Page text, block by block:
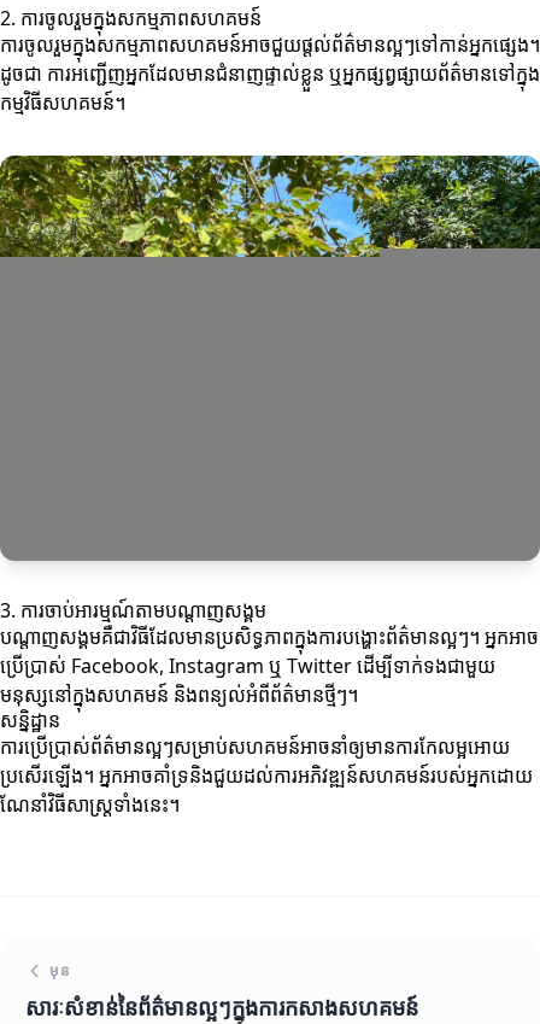
2. ការចូលរួមក្នុងសកម្មភាពសហគមន៍
ការចូលរួមក្នុងសកម្មភាពសហគមន៍អាចជួយផ្ដល់ព័ត៌មានល្អៗទៅកាន់អ្នកផ្សេង។
ដូចជា ការអញ្ជើញអ្នកដែលមានជំនាញផ្ទាល់ខ្លួន ឬអ្នកផ្សព្វផ្សាយព័ត៌មានទៅក្នុង
កម្មវិធីសហគមន៍។
3. ការចាប់អារម្មណ៍តាមបណ្តាញសង្គម
បណ្តាញសង្គមគឺជាវិធីដែលមានប្រសិទ្ធភាពក្នុងការបង្ហោះព័ត៌មានល្អៗ។ អ្នកអាច
ប្រើប្រាស់ Facebook, Instagram ឬ Twitter ដើម្បីទាក់ទងជាមួយ
មនុស្សនៅក្នុងសហគមន៍ និងពន្យល់អំពីព័ត៌មានថ្មីៗ។
សន្និដ្ឋាន
ការប្រើប្រាស់ព័ត៌មានល្អៗសម្រាប់សហគមន៍អាចនាំឲ្យមានការកែលម្អអោយ
ប្រសើរឡើង។ អ្នកអាចគាំទ្រនិងជួយដល់ការអភិវឌ្ឍន៍សហគមន៍របស់អ្នកដោយ
ណែនាំវិធីសាស្រ្តទាំងនេះ។
មុន
សារៈសំខាន់នៃព័ត៌មានល្អៗក្នុងការកសាងសហគមន៍